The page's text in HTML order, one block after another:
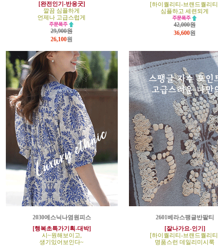
[완전인기-반응굿]
깔끔 심플하게
언제나 고급스럽게
29,900원
26,100원
[하이퀄리티-브랜드퀄리
심플하고 세련되게
42,000원
36,600원
2030에스닉나염원피스
[행복초특가기획-대박]
시~원해보이고,
생기있어보인다~
2601베라스팽글반팔티
[잘나가요-인기]
[하이퀄리티-브랜드퀄리
명품스런 데일리미시룩